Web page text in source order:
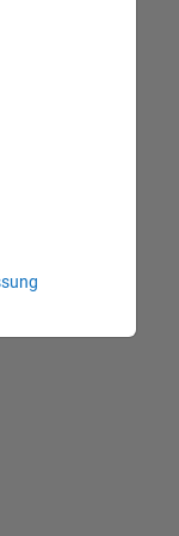
(m/f/d)